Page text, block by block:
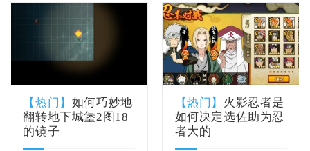
【热门】 如何巧妙地
翻转地下城堡2图18
的镜子
【热门】 火影忍者是
如何决定选佐助为忍
者大的